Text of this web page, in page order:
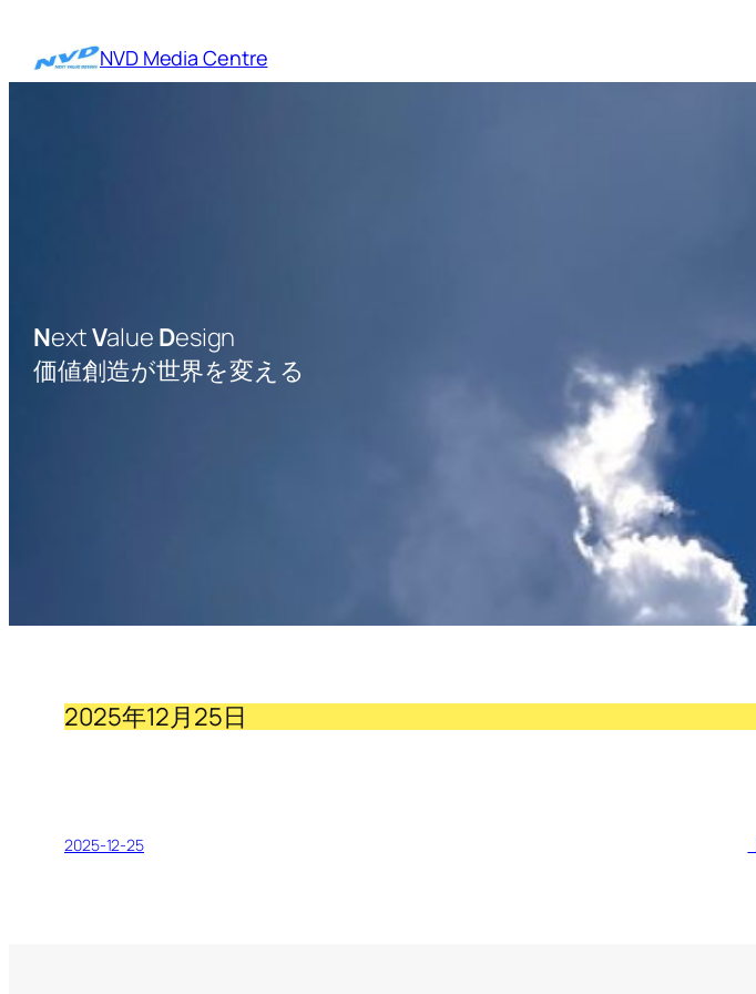
を
NVD Media Centre
NextValue Design
価値創造が世界を変える
2025年12月25日
2025-12-25